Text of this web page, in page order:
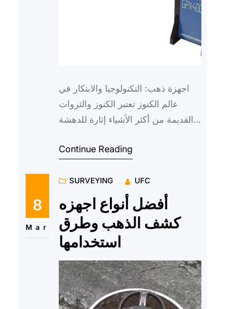
اجهزة ذهب: التكنولوجيا والابتكار في
عالم الكنوز تعتبر الكنوز والثروات
القديمة من أكثر الأشياء إثارة للدهشة
عن الكنوز الم…
Continue Reading
8
Mar
SURVEYING UFC
أفضل أنواع اجهزه
كشف الذهب وطرق
استخدامها